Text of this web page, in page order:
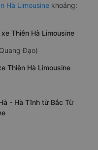
Hà Limousine khoảng:
Thiên Hà Limousine
Đạo)
Thiên Hà Limousine
- Hà Tĩnh từ Bắc Từ